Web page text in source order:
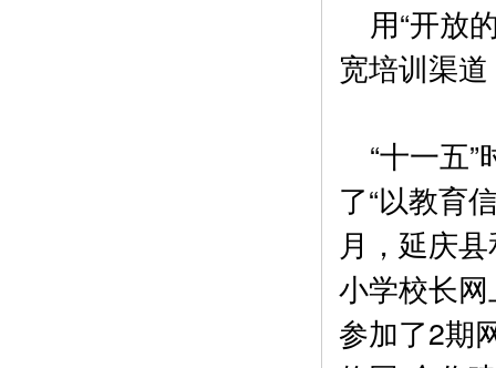
用“开放
宽培训渠道
“十一五”
了“以教育
月，延庆
小学校长
参加了2期